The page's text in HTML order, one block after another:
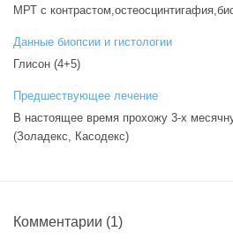
МРТ с
Данные биопсии и гистологии
Глисон (4+5)
Предшествующее лечение
В настоящее время прохожу 3-х
(Золадекс, Касодекс)
Комментарии (1)